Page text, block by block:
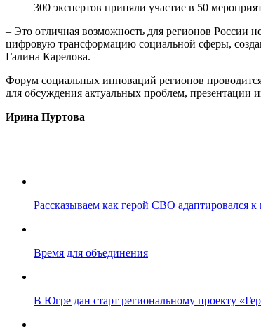
300 экспертов приняли участие в 50
– Это отличная возможность для регионов России
цифровую трансформацию социальной сферы,
Галина Карелова.
Форум социальных инноваций регионов
для обсуждения актуальных проблем,
Ирина Пуртова
Рассказываем как герой СВО адаптировался
Время для объединения
В Югре дан старт региональному проекту